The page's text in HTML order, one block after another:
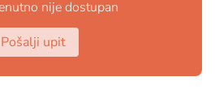
dizajn
korištenje do dva
nije dostupan
Pošalji upit